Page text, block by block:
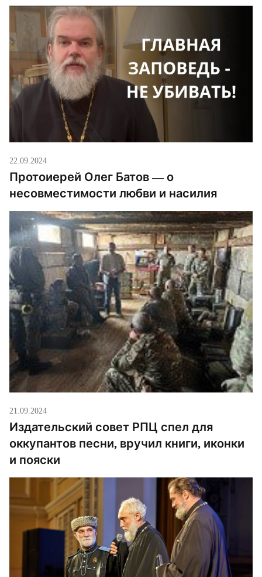
которым она помогает. Она призвала их не
отдавать и метра земли, так как «уже в Судже
хохлы в наших храмах песни поют». Она заявила,
[…]
22.09.2024
Протоиерей Олег Батов — о
несовместимости любви и насилия
21.09.2024
Издательский совет РПЦ спел для
оккупантов песни, вручил книги, иконки
и пояски